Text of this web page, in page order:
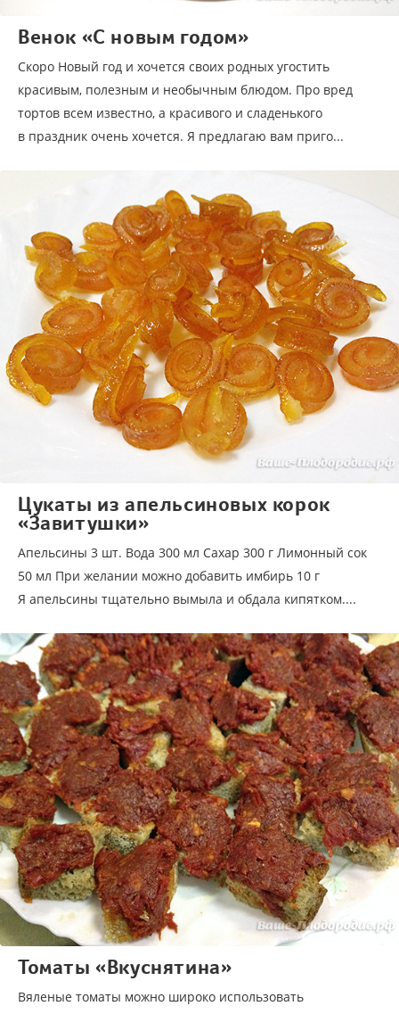
Венок «С новым годом»
Скоро Новый год и хочется своих родных угостить
красивым, полезным и необычным блюдом. Про вред
тортов всем известно, а красивого и сладенького
в праздник очень хочется. Я предлагаю вам приго...
Цукаты из апельсиновых корок
«Завитушки»
Апельсины 3 шт. Вода 300 мл Сахар 300 г Лимонный сок
50 мл При желании можно добавить имбирь 10 г
Я апельсины тщательно вымыла и обдала кипятком....
Томаты «Вкуснятина»
Вяленые томаты можно широко использовать